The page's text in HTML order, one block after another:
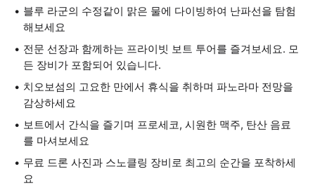
블루 라군의 수정같이 맑은 물에 다이빙하여 난파선을 탐험
해보세요
전문 선장과 함께하는 프라이빗 보트 투어를 즐겨보세요. 모
든 장비가 포함되어 있습니다.
치오보섬의 고요한 만에서 휴식을 취하며 파노라마 전망을
감상하세요
보트에서 간식을 즐기며 프로세코, 시원한 맥주, 탄산 음료
를 마셔보세요
무료 드론 사진과 스노클링 장비로 최고의 순간을 포착하세
요